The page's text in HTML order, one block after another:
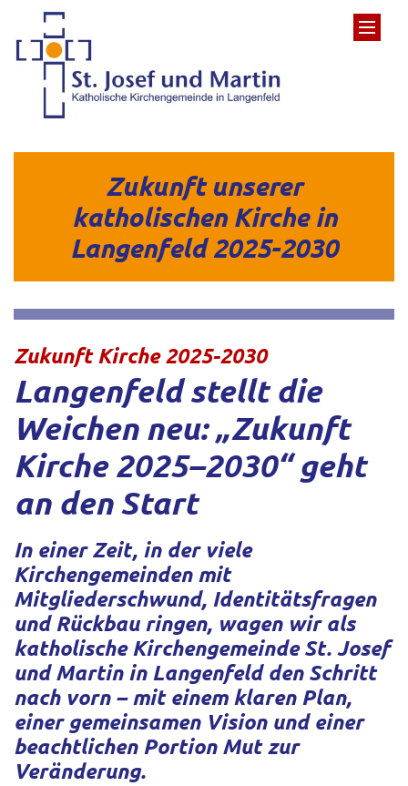
Zum Inhalt springen
Zukunft unserer
katholischen Kirche in
Langenfeld 2025-2030
Zukunft Kirche 2025-2030:
Langenfeld stellt die
Weichen neu: „Zukunft
Kirche 2025–2030“ geht
an den Start
In einer Zeit, in der viele
Kirchengemeinden mit
Mitgliederschwund, Identitätsfragen
und Rückbau ringen, wagen wir als
katholische Kirchengemeinde St. Josef
und Martin in Langenfeld den Schritt
nach vorn – mit einem klaren Plan,
einer gemeinsamen Vision und einer
beachtlichen Portion Mut zur
Veränderung.